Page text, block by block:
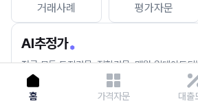
거래사례 평가자문
AI추정가
전국 모든 토지건물, 집합건물, 매월 업데이트
세요.
홈 가격자문 대출